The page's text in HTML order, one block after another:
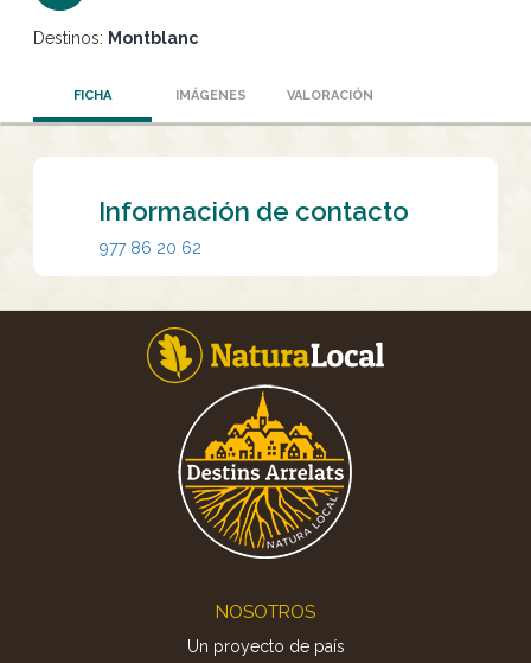
Destinos: Montblanc
FICHA IMÁGENES VALORACIÓN
Información de contacto
977 86 20 62
NOSOTROS
Un proyecto de país